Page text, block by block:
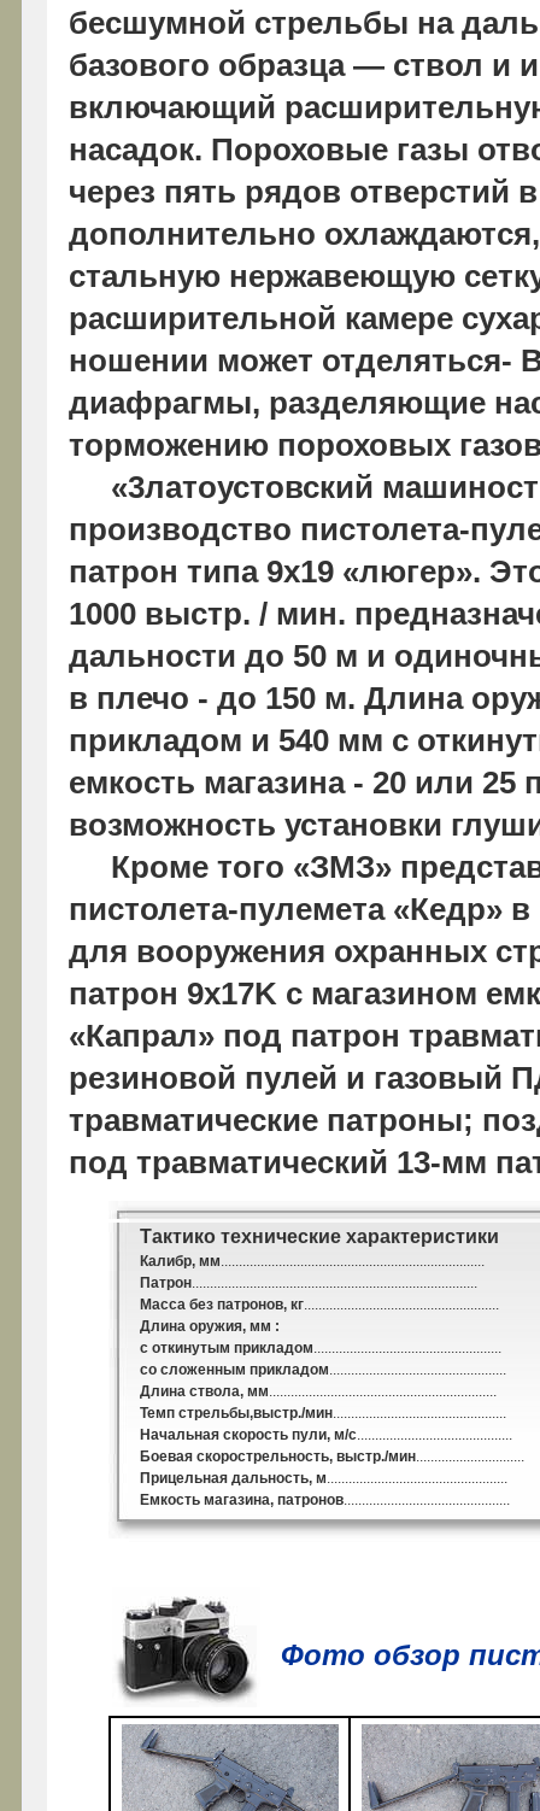
бесшумной стрельбы на
базового образца — ствол и
включающий
насадок. Пороховые газы
через пять рядов отверстий
дополнительно
стальную нержавеющую
расширительной камере
ношении может отделяться-
диафрагмы, разделяющие
торможению пороховых
«3латоустовский
производство пистолета-
патрон типа 9x19 «люгер».
1000 выстр. / мин.
дальности до 50 м и
в плечо - до 150 м. Длина
прикладом и 540 мм с
емкость магазина - 20 или
возможность установки
Кроме того «ЗМЗ»
пистолета-пулемета «Кедр»
для вооружения охранных
патрон 9x17K с магазином
«Капрал» под патрон
резиновой пулей и газовый
травматические патроны;
под травматический 13-мм
Тактико технические характеристики
Калибр, мм.........................................................................
Патрон...............................................................................
Масса без патронов, кг......................................................
Длина оружия, мм :
с откинутым прикладом....................................................
со сложенным прикладом.................................................
Длина ствола, мм...............................................................
Темп стрельбы,выстр./мин................................................
Начальная скорость пули, м/с...........................................
Боевая скорострельность, выстр./мин..............................
Прицельная дальность, м..................................................
Емкость магазина, патронов..............................................
Фото обзор